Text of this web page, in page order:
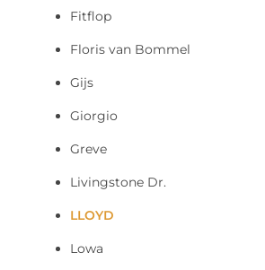
Fitflop
Floris van Bommel
Gijs
Giorgio
Greve
Livingstone Dr.
LLOYD
Lowa